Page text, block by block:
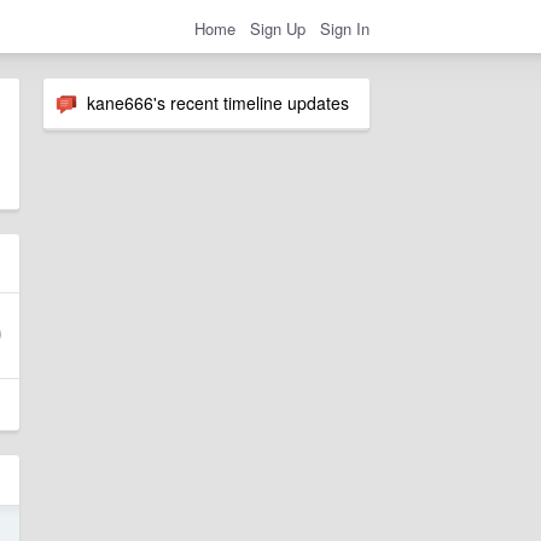
Home Sign Up Sign In
kane666's recent timeline updates